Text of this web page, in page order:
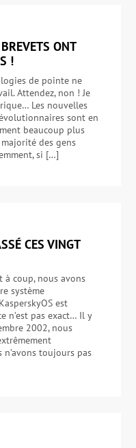
ONT
!
de pointe ne
Attendez, non ! Je
Les nouvelles
sont en
beaucoup plus
des gens
si […]
CES VINGT
à coup, nous avons
système
est
n’est pas exact… Il y
2002, nous
toujours pas